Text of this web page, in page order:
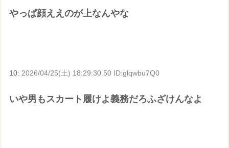
やっぱ顔ええのが上なんやな
10: 2026/04/25(土) 18:29:30.50 ID:glqwbu7Q0
いや男もスカート履けよ義務だろふざけんなよ